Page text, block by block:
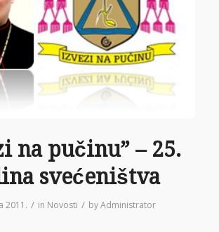
na pučinu” – 25.
svećeništva
2011. / in Novosti / byAdministrator